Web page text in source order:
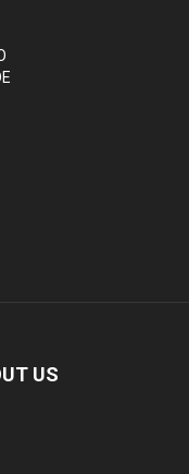
US